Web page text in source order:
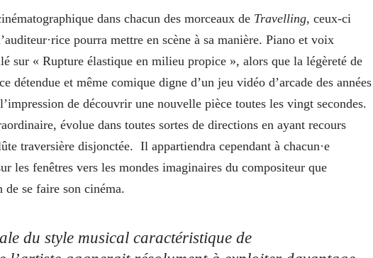
dans chacun des morceaux de Travelling, ceux-ci
pourra mettre en scène à sa manière. Piano et voix
sur « Rupture élastique en milieu propice », alors que la légèreté de
détendue et même comique digne d’un jeu vidéo d’arcade des années
de découvrir une nouvelle pièce toutes les vingt secondes.
évolue dans toutes sortes de directions en ayant recours
traversière disjonctée. Il appartiendra cependant à chacun·e
les fenêtres vers les mondes imaginaires du compositeur que
de se faire son cinéma.
du style musical caractéristique de